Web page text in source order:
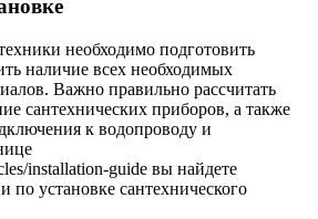
необходимо подготовить
наличие всех необходимых
Важно правильно рассчитать
сантехнических приборов, а также
к водопроводу и
installation-guide вы найдете
по установке сантехнического